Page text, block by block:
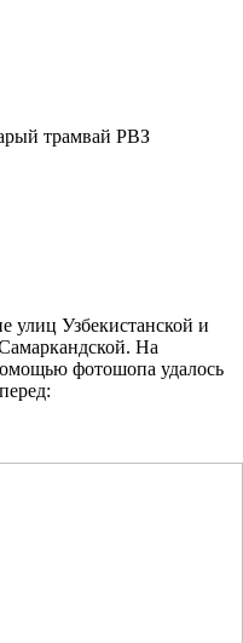
трамвай РВЗ
улиц Узбекистанской и
На
фотошопа удалось